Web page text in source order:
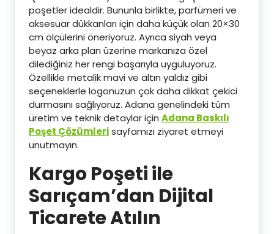
poşetler idealdir. Bununla birlikte, parfümeri ve
aksesuar dükkanları için daha küçük olan 20×30
cm ölçülerini öneriyoruz. Ayrıca siyah veya
beyaz arka plan üzerine markanıza özel
dilediğiniz her rengi başarıyla uyguluyoruz.
Özellikle metalik mavi ve altın yaldız gibi
seçeneklerle logonuzun çok daha dikkat çekici
durmasını sağlıyoruz. Adana genelindeki tüm
üretim ve teknik detaylar için Adana Baskılı
Poşet Çözümlerisayfamızı ziyaret etmeyi
unutmayın.
Kargo Poşeti ile
Sarıçam’dan Dijital
Ticarete Atılın